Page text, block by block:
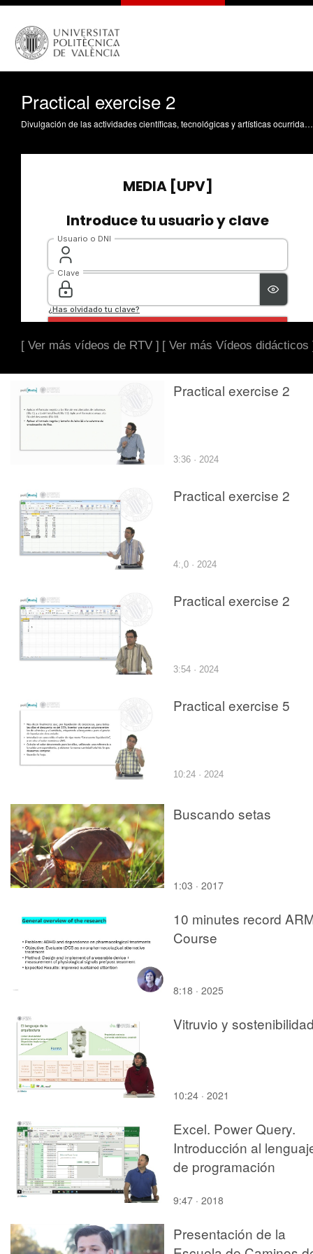
Practical exercise 2
Divulgación de las actividades científicas, tecnológicas y artísticas ocurridas en los tres campus de la UPV
[ Ver más vídeos de RTV ] [ Ver más Vídeos didácticos
Practical exercise 2
3:36 · 2024
Practical exercise 2
4:,0 · 2024
Practical exercise 2
3:54 · 2024
Practical exercise 5
10:24 · 2024
Buscando setas
1:03 · 2017
10 minutes record
Course
8:18 · 2025
Vitruvio y
10:24 · 2021
Excel. Power Query.
Introducción al
de programación
9:47 · 2018
Presentación de la